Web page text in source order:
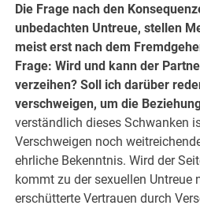
Die Frage nach den
unbedachten Untreue, stellen
meist erst nach dem
Frage: Wird und kann der
verzeihen? Soll ich darüber
verschweigen, um die
verständlich dieses Schwanken
Verschweigen noch
ehrliche Bekenntnis. Wird der
kommt zu der sexuellen
erschütterte Vertrauen durch